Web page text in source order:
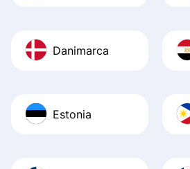
Danimarca
Estonia